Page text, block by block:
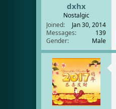
dxhx
Nostalgic
Joined
Jan 30, 2014
Messages
139
Gender
Male